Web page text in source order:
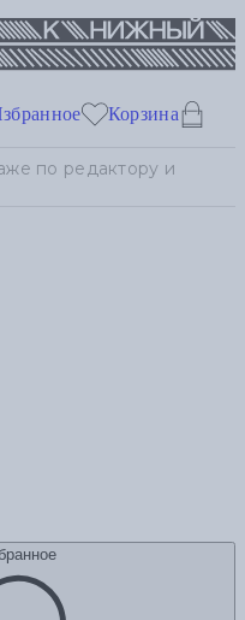
Корзина